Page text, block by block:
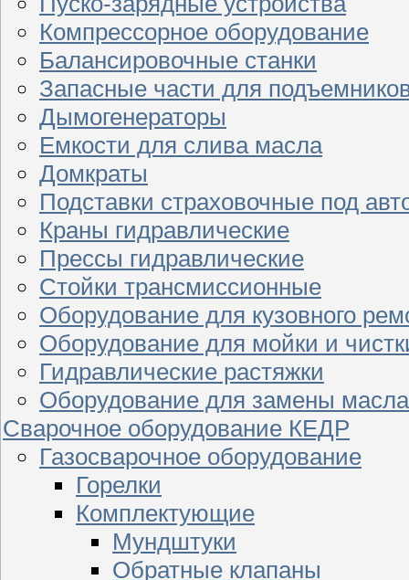
Компрессорное оборудование
Балансировочные станки
Запасные части для
Дымогенераторы
Емкости для слива масла
Домкраты
Подставки страховочные под
Краны гидравлические
Прессы гидравлические
Стойки трансмиссионные
Оборудование для кузовного
Оборудование для мойки и
Гидравлические растяжки
Оборудование для замены масла
Сварочное оборудование КЕДР
Газосварочное оборудование
Горелки
Комплектующие
Мундштуки
Обратные клапаны